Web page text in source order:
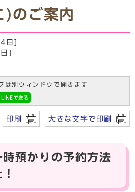
)のご案内
日]
]
は別ウィンドウで開きます
印刷 大きな文字で印刷
預かりの予約方法